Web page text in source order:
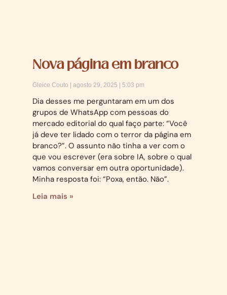
Nova página em branco
Gleice Couto agosto 29, 2025 5:03 pm
Dia desses me perguntaram em um dos
grupos de WhatsApp com pessoas do
mercado editorial do qual faço parte: “Você
já deve ter lidado com o terror da página em
branco?”. O assunto não tinha a ver com o
que vou escrever (era sobre IA, sobre o qual
vamos conversar em outra oportunidade).
Minha resposta foi: “Poxa, então. Não”.
Leia mais »